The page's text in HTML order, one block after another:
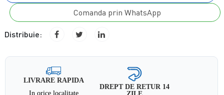
Comanda prin WhatsApp
Distribuie:
LIVRARE RAPIDA
In orice localitate
DREPT DE RETUR 14
ZILE